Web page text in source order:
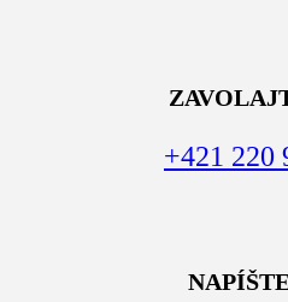
+421 220